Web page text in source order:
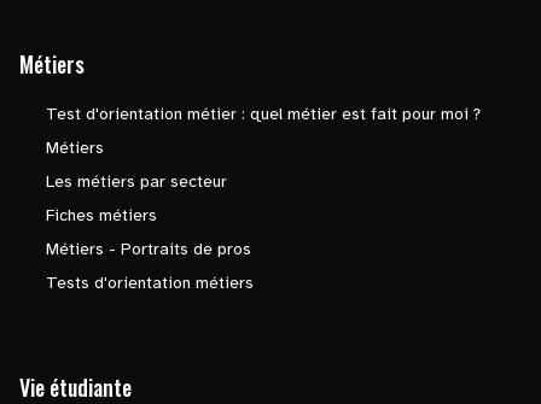
Métiers
Test d'orientation métier : quel métier est fait pour moi ?
Métiers
Les métiers par secteur
Fiches métiers
Métiers - Portraits de pros
Tests d'orientation métiers
Vie étudiante